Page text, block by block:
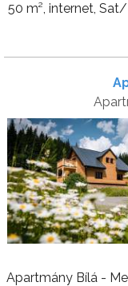
50 m², internet,
Apartmány Bílá -